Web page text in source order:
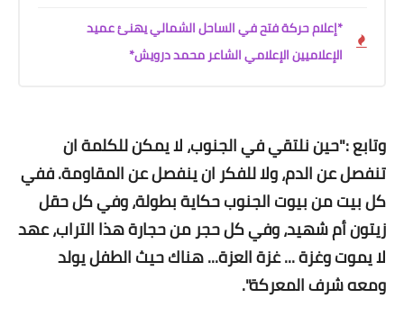
*إعلام حركة فتح في الساحل الشمالي يهنئ عميد
الإعلاميين الإعلامي الشاعر محمد درويش*
وتابع :"حين نلتقي في الجنوب، لا يمكن للكلمة ان
تنفصل عن الدم، ولا للفكر ان ينفصل عن المقاومة. ففي
كل بيت من بيوت الجنوب حكاية بطولة، وفي كل حقل
زيتون أم شهيد، وفي كل حجر من حجارة هذا التراب، عهد
لا يموت وغزة ... غزة العزة... هناك حيث الطفل يولد
ومعه شرف المعركة".